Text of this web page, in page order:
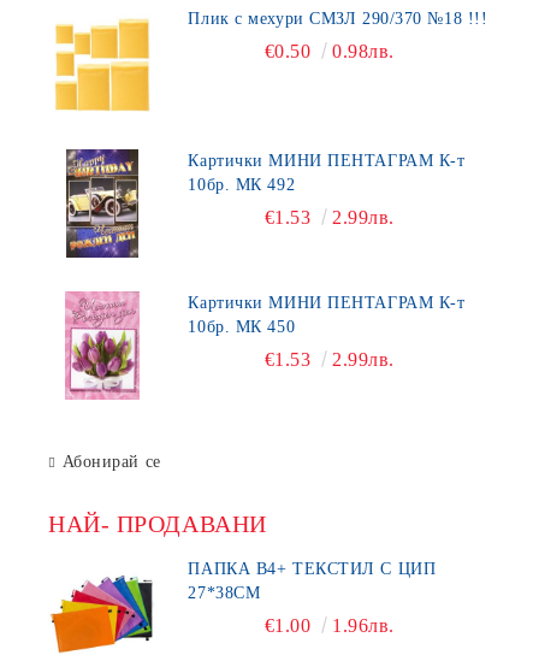
Плик с мехури СМЗЛ 290/370 №18 !!!
€0.50 0.98лв.
Картички МИНИ ПЕНТАГРАМ К-т
10бр. МК 492
€1.53 2.99лв.
Картички МИНИ ПЕНТАГРАМ К-т
10бр. МК 450
€1.53 2.99лв.
Абонирай се
НАЙ- ПРОДАВАНИ
ПАПКА В4+ ТЕКСТИЛ С ЦИП
27*38СМ
€1.00 1.96лв.